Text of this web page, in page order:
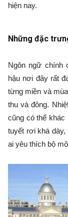
hiện nay.
Những đặc
Ngôn ngữ chính
hậu nơi đây rất
từng miền và
thu và đông.
cũng có thể khác
tuyết rơi khá dày,
ai yêu thích bộ